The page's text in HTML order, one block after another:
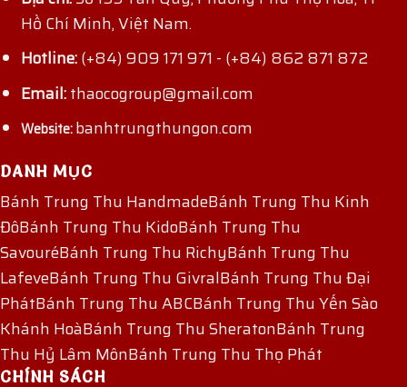
Hồ Chí Minh, Việt Nam.
Hotline:(+84) 909 171 971 - (+84) 862 871 872
Email:thaocogroup@gmail.com
Website:banhtrungthungon.com
DANH MỤC
Bánh Trung Thu HandmadeBánh Trung Thu Kinh
ĐôBánh Trung Thu KidoBánh Trung Thu
SavouréBánh Trung Thu RichyBánh Trung Thu
LafeveBánh Trung Thu GivralBánh Trung Thu Đại
PhátBánh Trung Thu ABCBánh Trung Thu Yến Sào
Khánh HoàBánh Trung Thu SheratonBánh Trung
Thu Hỷ Lâm MônBánh Trung Thu Thọ Phát
CHÍNH SÁCH